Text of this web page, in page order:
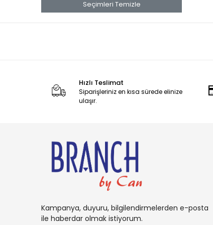
banana
Banana Boat
bluey
BURT'S
Cadbury
CARAMİA
Seçimleri Temizle
Hızlı Teslimat
Siparişleriniz en kısa sürede elinize
ulaşır.
Kampanya, duyuru, bilgilendirmelerden e-posta
ile haberdar olmak istiyorum.